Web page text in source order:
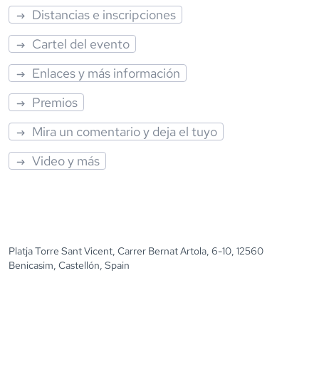
Distancias e inscripciones
Cartel del evento
Enlaces y más información
Premios
Mira un comentario y deja el tuyo
Video y más
Platja Torre Sant Vicent, Carrer Bernat Artola, 6-10, 12560
Benicasim, Castellón, Spain